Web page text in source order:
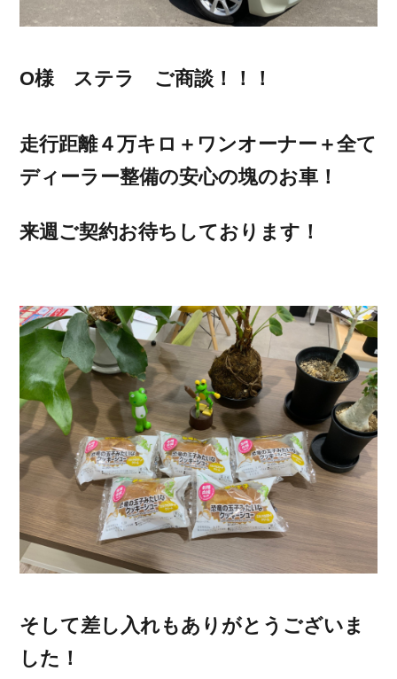
O様 ステラ ご商談！！！
走行距離４万キロ＋ワンオーナー＋全て
ディーラー整備の安心の塊のお車！
来週ご契約お待ちしております！
そして差し入れもありがとうございま
した！